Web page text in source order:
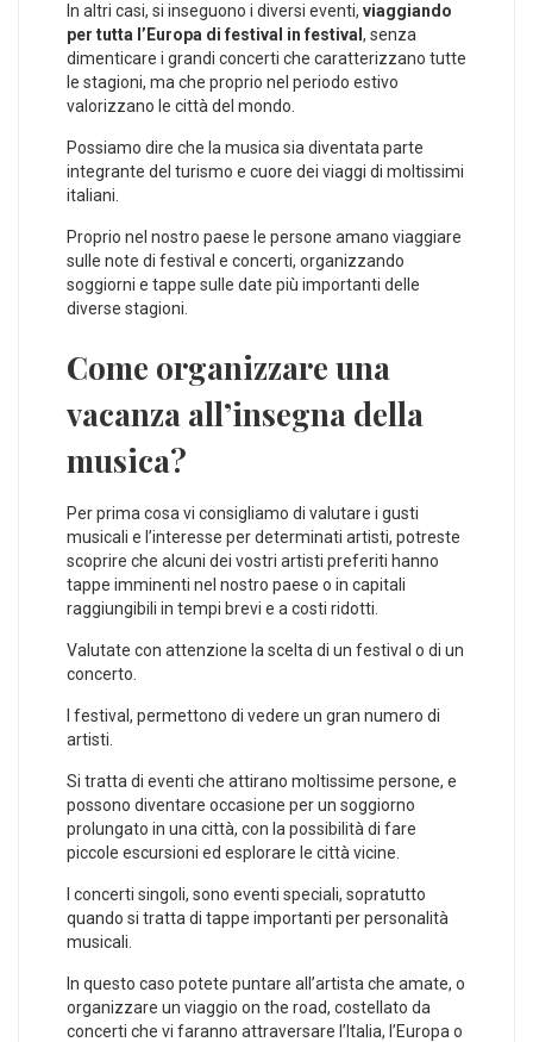
In altri casi, si inseguono i diversi eventi, viaggiando
per tutta l’Europa di festival in festival , senza
dimenticare i grandi concerti che caratterizzano tutte
le stagioni, ma che proprio nel periodo estivo
valorizzano le città del mondo.
Possiamo dire che la musica sia diventata parte
integrante del turismo e cuore dei viaggi di moltissimi
italiani.
Proprio nel nostro paese le persone amano viaggiare
sulle note di festival e concerti, organizzando
soggiorni e tappe sulle date più importanti delle
diverse stagioni.
Come organizzare una
vacanza all’insegna della
musica?
Per prima cosa vi consigliamo di valutare i gusti
musicali e l’interesse per determinati artisti, potreste
scoprire che alcuni dei vostri artisti preferiti hanno
tappe imminenti nel nostro paese o in capitali
raggiungibili in tempi brevi e a costi ridotti.
Valutate con attenzione la scelta di un festival o di un
concerto.
I festival, permettono di vedere un gran numero di
artisti.
Si tratta di eventi che attirano moltissime persone, e
possono diventare occasione per un soggiorno
prolungato in una città, con la possibilità di fare
piccole escursioni ed esplorare le città vicine.
I concerti singoli, sono eventi speciali, sopratutto
quando si tratta di tappe importanti per personalità
musicali.
In questo caso potete puntare all’artista che amate, o
organizzare un viaggio on the road, costellato da
concerti che vi faranno attraversare l’Italia, l’Europa o